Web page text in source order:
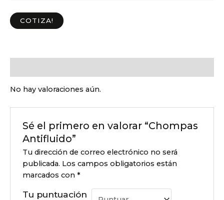
COTIZA!
No hay valoraciones aún.
Sé el primero en valorar “Chompas
Antifluido”
Tu dirección de correo electrónico no será
publicada. Los campos obligatorios están
marcados con*
Tu puntuación